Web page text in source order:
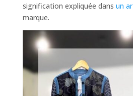
signification expliquée dans un
marque.